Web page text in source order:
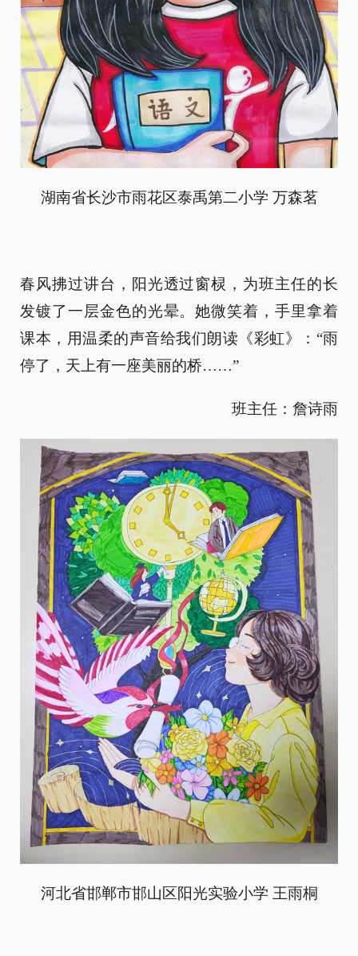
湖南省长沙市雨花区泰禹第二小学 万森茗
春风拂过讲台，阳光透过窗棂，为班主任的长
发镀了一层金色的光晕。她微笑着，手里拿着
课本，用温柔的声音给我们朗读《彩虹》：“雨
停了，天上有一座美丽的桥……”
班主任：詹诗雨
河北省邯郸市邯山区阳光实验小学 王雨桐